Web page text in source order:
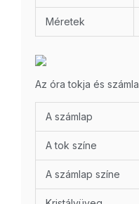
Méretek
Az óra tokja és
A számlap
A tok színe
A számlap színe